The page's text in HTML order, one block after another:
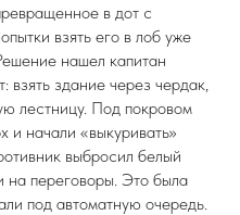
в дот с
взять его в лоб уже
нашел капитан
взять здание через чердак,
лестницу. Под покровом
и начали «выкуривать»
выбросил белый
переговоры. Это была
под автоматную очередь.